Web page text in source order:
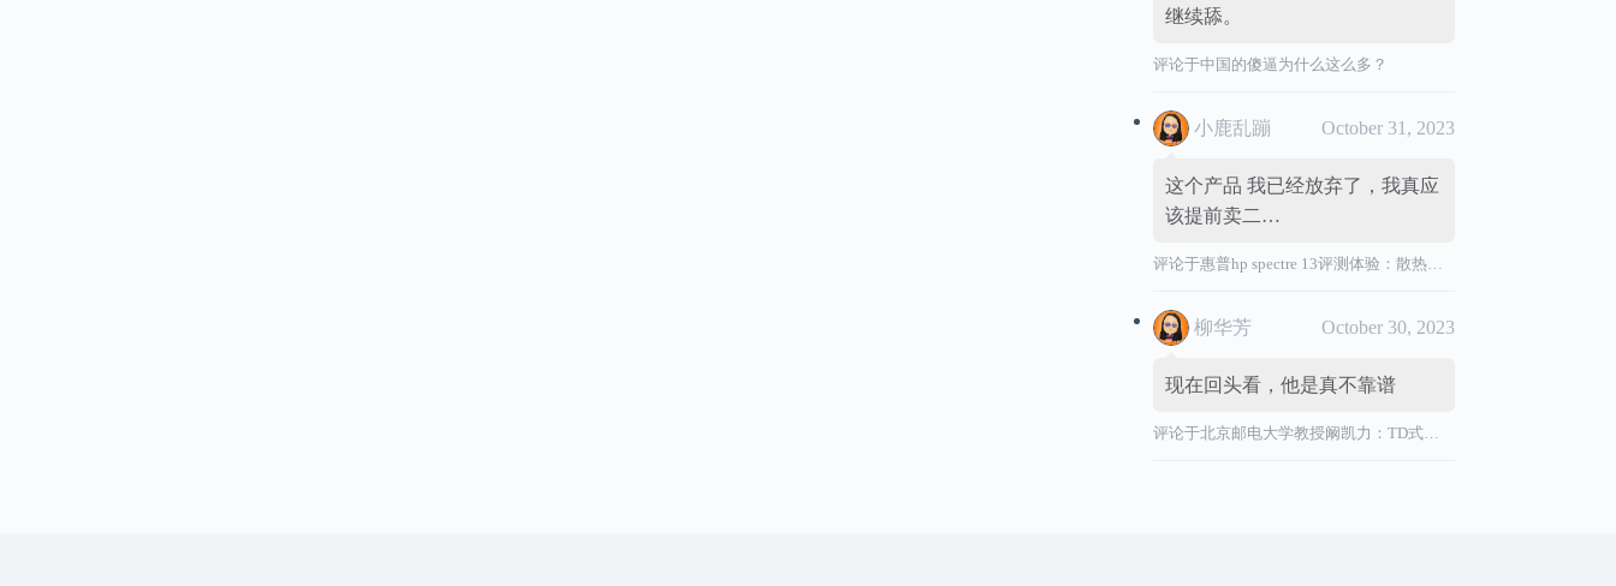
继续舔。
评论于中国的傻逼为什么这么多？
小鹿乱蹦 October 31, 2023
这个产品 我已经放弃了，我真应
该提前卖二…
评论于惠普hp spectre 13评测体验：散热效能差，风扇声音大，转轴烫
柳华芳 October 30, 2023
现在回头看，他是真不靠谱
评论于北京邮电大学教授阚凯力：TD式创新”祸国殃民